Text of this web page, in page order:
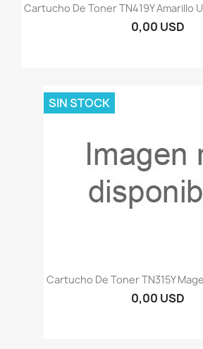
Cartucho De Toner TN419Y Amarillo
0,00 USD
Cartucho De Toner TN315Y
0,00 USD
SIN STOCK